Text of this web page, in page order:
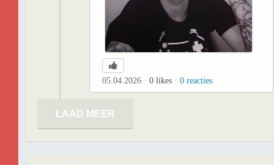
05.04.2026 0 likes 0 reacties
LAAD MEER